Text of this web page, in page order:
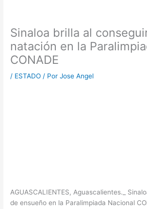
Sinaloa brilla al
natación en la
CONADE
/ ESTADO / PorJose Angel
AGUASCALIENTES, Aguascalientes._
de ensueño en la Paralimpiada Nacional